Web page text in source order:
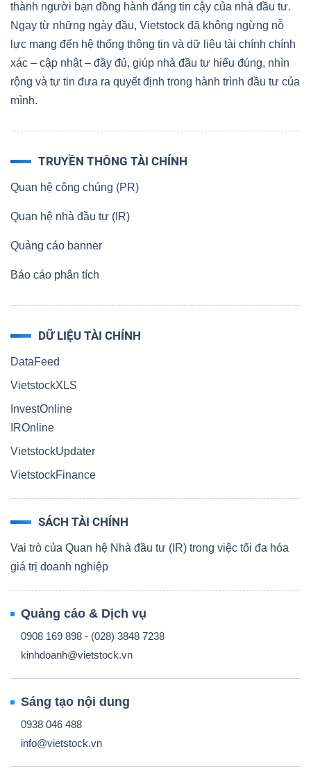
thành người bạn đồng hành đáng tin cậy của nhà đầu tư.
Ngay từ những ngày đầu, Vietstock đã không ngừng nỗ
lực mang đến hệ thống thông tin và dữ liệu tài chính chính
xác – cập nhật – đầy đủ, giúp nhà đầu tư hiểu đúng, nhìn
rộng và tự tin đưa ra quyết định trong hành trình đầu tư của
mình.
TRUYỀN THÔNG TÀI CHÍNH
Quan hệ công chúng (PR)
Quan hệ nhà đầu tư (IR)
Quảng cáo banner
Báo cáo phân tích
DỮ LIỆU TÀI CHÍNH
DataFeed
VietstockXLS
InvestOnline
IROnline
VietstockUpdater
VietstockFinance
SÁCH TÀI CHÍNH
Vai trò của Quan hệ Nhà đầu tư (IR) trong việc tối đa hóa
giá trị doanh nghiệp
Quảng cáo & Dịch vụ
0908 169 898 - (028) 3848 7238
kinhdoanh@vietstock.vn
Sáng tạo nội dung
0938 046 488
info@vietstock.vn